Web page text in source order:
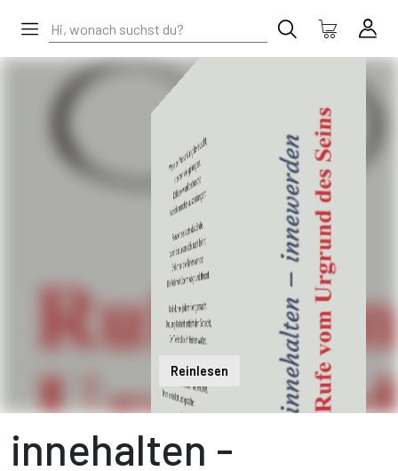
Reinlesen
innehalten -